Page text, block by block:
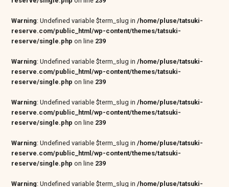
Warning: Undefined variable $term_slug in/home/pluse/tatsuki-
reserve.com/public_html/wp-content/themes/tatsuki-
reserve/single.php on line 239
Warning: Undefined variable $term_slug in/home/pluse/tatsuki-
reserve.com/public_html/wp-content/themes/tatsuki-
reserve/single.php on line 239
Warning: Undefined variable $term_slug in/home/pluse/tatsuki-
reserve.com/public_html/wp-content/themes/tatsuki-
reserve/single.php on line 239
Warning: Undefined variable $term_slug in/home/pluse/tatsuki-
reserve.com/public_html/wp-content/themes/tatsuki-
reserve/single.php on line 239
Warning: Undefined variable $term_slug in/home/pluse/tatsuki-